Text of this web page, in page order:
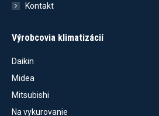
Kontakt
Výrobcovia klimatizácií
Daikin
Midea
Mitsubishi
Na vykurovanie